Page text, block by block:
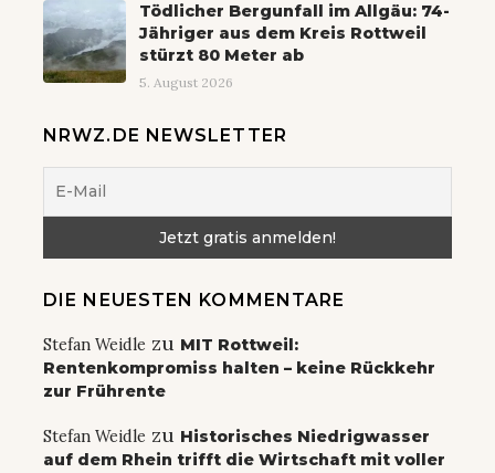
Tödlicher Bergunfall im Allgäu: 74-
Jähriger aus dem Kreis Rottweil
stürzt 80 Meter ab
5. August 2026
NRWZ.DE NEWSLETTER
DIE NEUESTEN KOMMENTARE
Stefan Weidle zu MIT Rottweil:
Rentenkompromiss halten – keine Rückkehr
zur Frührente
Stefan Weidle zu Historisches Niedrigwasser
auf dem Rhein trifft die Wirtschaft mit voller